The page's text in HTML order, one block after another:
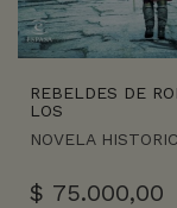
REBELDES DE
LOS
NOVELA
$ 75.000,00